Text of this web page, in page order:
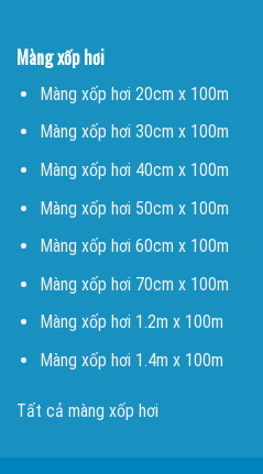
Màng xốp hơi
Màng xốp hơi 20cm x 100m
Màng xốp hơi 30cm x 100m
Màng xốp hơi 40cm x 100m
Màng xốp hơi 50cm x 100m
Màng xốp hơi 60cm x 100m
Màng xốp hơi 70cm x 100m
Màng xốp hơi 1.2m x 100m
Màng xốp hơi 1.4m x 100m
Tất cả màng xốp hơi